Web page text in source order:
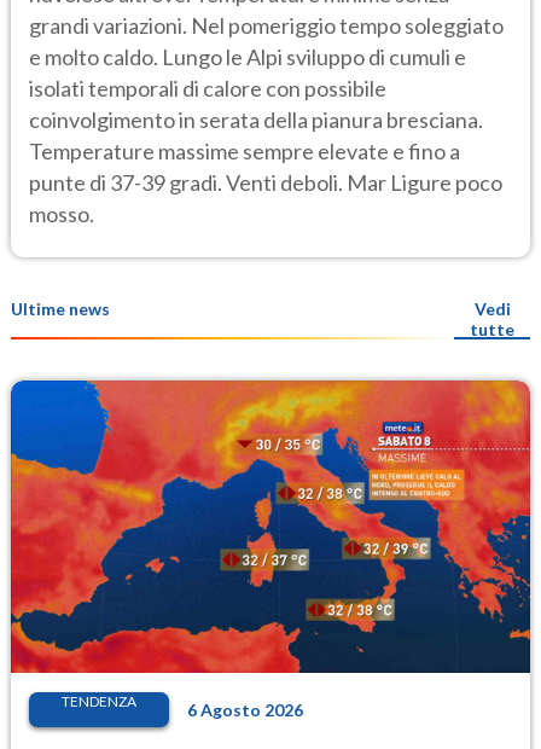
grandi variazioni. Nel pomeriggio tempo soleggiato
e molto caldo. Lungo le Alpi sviluppo di cumuli e
isolati temporali di calore con possibile
coinvolgimento in serata della pianura bresciana.
Temperature massime sempre elevate e fino a
punte di 37-39 gradi. Venti deboli. Mar Ligure poco
mosso.
Ultime news
Vedi
tutte
TENDENZA 6 Agosto 2026